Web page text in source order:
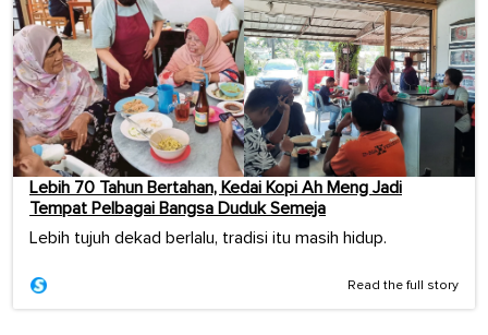
Lebih 70 Tahun Bertahan, Kedai Kopi Ah Meng Jadi
Tempat Pelbagai Bangsa Duduk Semeja
Lebih tujuh dekad berlalu, tradisi itu masih hidup.
Read the full story